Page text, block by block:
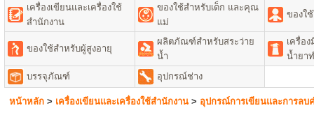
เครื่องเขียนและเครื่องใช้
สำนักงาน
ของใช้สำหรับเด็ก และคุณ
แม่
ของใ
ของใช้สำหรับผู้สูงอายุ
ผลิตภัณฑ์สำหรับสระว่าย
น้ำ
เครื่อ
น้ำยา
บรรจุภัณฑ์
อุปกรณ์ช่าง
หน้าหลัก > เครื่องเขียนและเครื่องใช้สำนักงาน > อุปกรณ์การเขียนและการลบ